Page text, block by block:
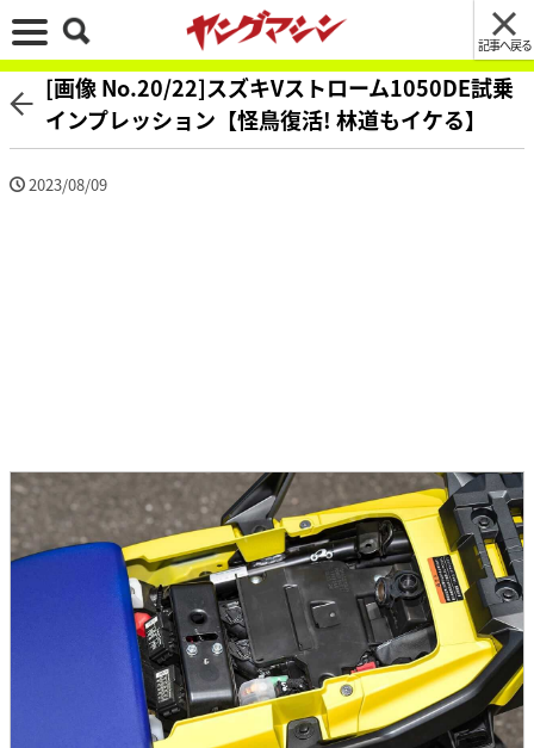
記事へ戻る
[画像 No.20/22]スズキVストローム1050DE試乗
インプレッション【怪鳥復活! 林道もイケる】
2023/08/09